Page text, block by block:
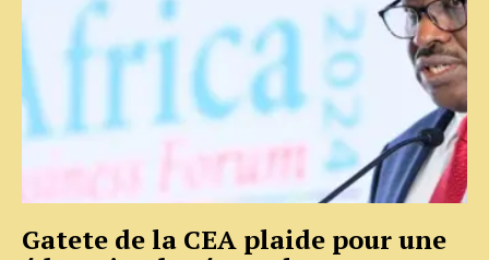
Gatete de la CEA plaide pour une